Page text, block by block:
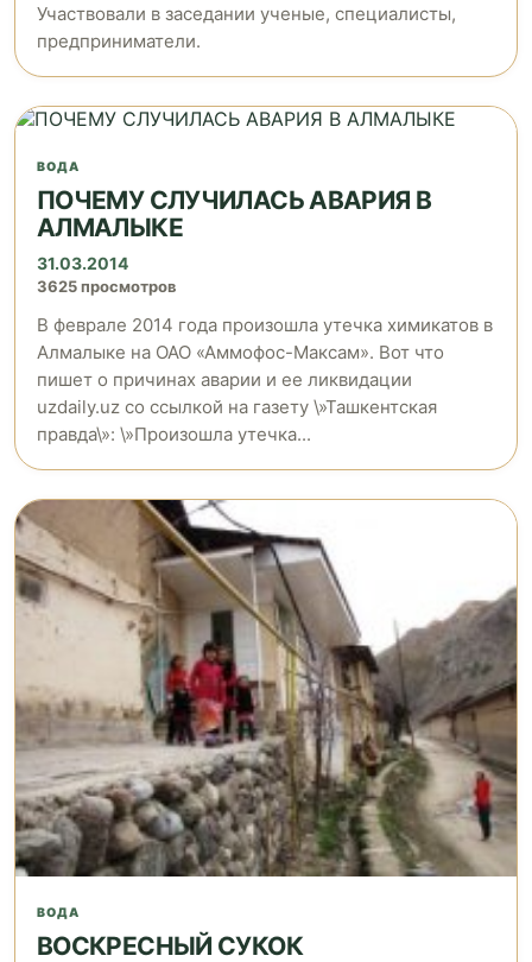
Участвовали в заседании ученые, специалисты,
предприниматели.
ВОДА
ПОЧЕМУ СЛУЧИЛАСЬ АВАРИЯ В
АЛМАЛЫКЕ
31.03.2014
3625 просмотров
В феврале 2014 года произошла утечка химикатов в
Алмалыке на ОАО «Аммофос-Максам». Вот что
пишет о причинах аварии и ее ликвидации
uzdaily.uz со ссылкой на газету \»Ташкентская
правда\»: \»Произошла утечка...
ВОДА
ВОСКРЕСНЫЙ СУКОК